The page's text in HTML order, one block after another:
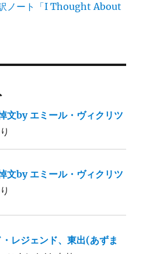
ノート「I Thought About
文by エミール・ヴィクリツ
文by エミール・ヴィクリツ
レジェンド、東出(あずま